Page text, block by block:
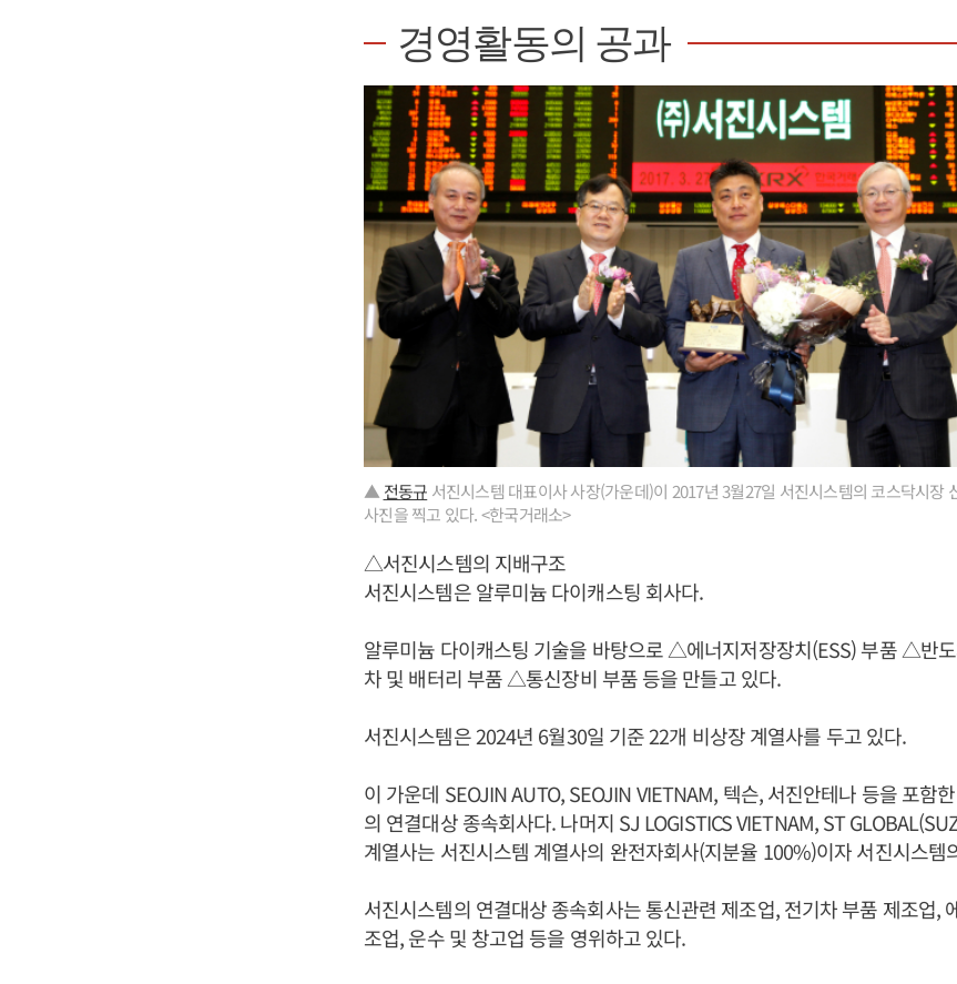
경영활동의 공과
▲ 전동규 서진시스템 대표이사 사장(가운데)이 2017년 3월27일 서진시스템의 코스닥시장
사진을 찍고 있다. <한국거래소>
△서진시스템의 지배구조
서진시스템은 알루미늄 다이캐스팅 회사다.
알루미늄 다이캐스팅 기술을 바탕으로 △에너지저장장치(ESS) 부품 △반
차 및 배터리 부품 △통신장비 부품 등을 만들고 있다.
서진시스템은 2024년 6월30일 기준 22개 비상장 계열사를 두고 있다.
이 가운데 SEOJIN AUTO, SEOJIN VIETNAM, 텍슨, 서진안테나 등을 포함
의 연결대상 종속회사다. 나머지 SJ LOGISTICS VIETNAM, ST
계열사는 서진시스템 계열사의 완전자회사(지분율 100%)이자 서진시스템
서진시스템의 연결대상 종속회사는 통신관련 제조업, 전기차 부품 제조업,
조업, 운수 및 창고업 등을 영위하고 있다.